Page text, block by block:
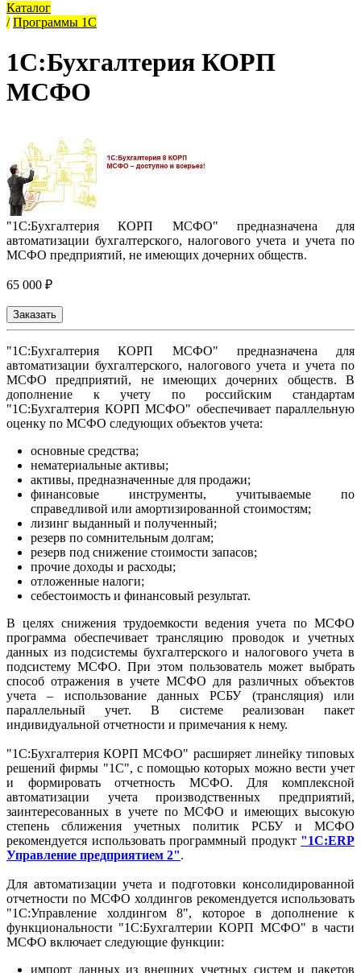
Каталог
/ Программы 1С
1С:Бухгалтерия КОРП
МСФО
"1С:Бухгалтерия КОРП МСФО" предназначена для
автоматизации бухгалтерского, налогового учета и учета по
МСФО предприятий, не имеющих дочерних обществ.
65 000 ₽
Заказать
"1С:Бухгалтерия КОРП МСФО" предназначена для
автоматизации бухгалтерского, налогового учета и учета по
МСФО предприятий, не имеющих дочерних обществ. В
дополнение к учету по российским стандартам
"1С:Бухгалтерия КОРП МСФО" обеспечивает параллельную
оценку по МСФО следующих объектов учета:
основные средства;
нематериальные активы;
активы, предназначенные для продажи;
финансовые инструменты, учитываемые по
справедливой или амортизированной стоимостям;
лизинг выданный и полученный;
резерв по сомнительным долгам;
резерв под снижение стоимости запасов;
прочие доходы и расходы;
отложенные налоги;
себестоимость и финансовый результат.
В целях снижения трудоемкости ведения учета по МСФО
программа обеспечивает трансляцию проводок и учетных
данных из подсистемы бухгалтерского и налогового учета в
подсистему МСФО. При этом пользователь может выбрать
способ отражения в учете МСФО для различных объектов
учета – использование данных РСБУ (трансляция) или
параллельный учет. В системе реализован пакет
индивидуальной отчетности и примечания к нему.
"1С:Бухгалтерия КОРП МСФО" расширяет линейку типовых
решений фирмы "1С", с помощью которых можно вести учет
и формировать отчетность МСФО. Для комплексной
автоматизации учета производственных предприятий,
заинтересованных в учете по МСФО и имеющих высокую
степень сближения учетных политик РСБУ и МСФО
рекомендуется использовать программный продукт "1С:ERP
Управление предприятием 2".
Для автоматизации учета и подготовки консолидированной
отчетности по МСФО холдингов рекомендуется использовать
"1С:Управление холдингом 8", которое в дополнение к
функциональности "1С:Бухгалтерии КОРП МСФО" в части
МСФО включает следующие функции:
импорт данных из внешних учетных систем и пакетов